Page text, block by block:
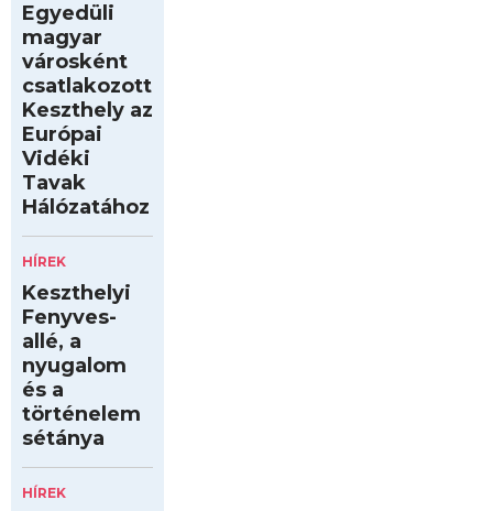
Egyedüli
magyar
városként
csatlakozott
Keszthely az
Európai
Vidéki
Tavak
Hálózatához
HÍREK
Keszthelyi
Fenyves-
allé, a
nyugalom
és a
történelem
sétánya
HÍREK